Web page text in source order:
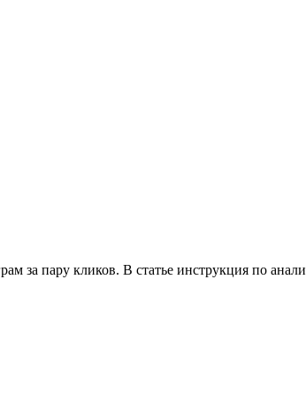
за пару кликов. В статье инструкция по